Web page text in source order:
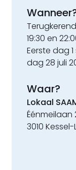
19:30 en
Eerste dag
dag 28 juli
Waar?
Lokaal
Éénmeilaan
3010